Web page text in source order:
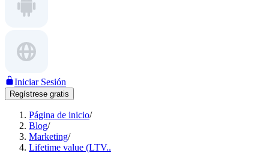
Iniciar Sesión
Regístrese gratis
Página de inicio/
Blog/
Marketing/
Lifetime value (LTV..